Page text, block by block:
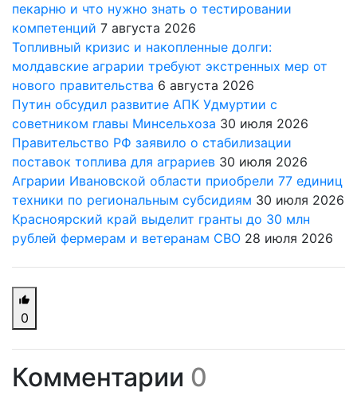
пекарню и что нужно знать о тестировании
компетенций 7 августа 2026
Топливный кризис и накопленные долги:
молдавские аграрии требуют экстренных мер от
нового правительства 6 августа 2026
Путин обсудил развитие АПК Удмуртии с
советником главы Минсельхоза 30 июля 2026
Правительство РФ заявило о стабилизации
поставок топлива для аграриев 30 июля 2026
Аграрии Ивановской области приобрели 77 единиц
техники по региональным субсидиям 30 июля 2026
Красноярский край выделит гранты до 30 млн
рублей фермерам и ветеранам СВО 28 июля 2026
0
Комментарии 0